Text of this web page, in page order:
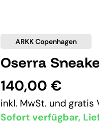
ARKK Copenhagen
Oserra
140,00 €
inkl. MwSt. und gratis
Sofort verfügbar,